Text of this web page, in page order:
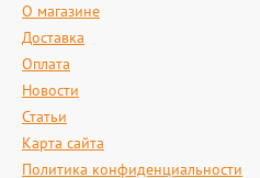
О магазине
Доставка
Оплата
Новости
Статьи
Карта сайта
Политика конфиденциальности